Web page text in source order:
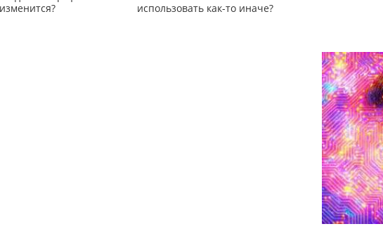
использовать как-то иначе?